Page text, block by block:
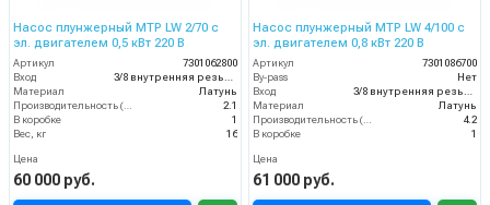
Насос плунжерный MTP LW 2/70 с
эл. двигателем 0,5 кВт 220 В
Артикул
7301062800
Вход
Материал
Латунь
2.1
В коробке
1
Вес, кг
16
Цена
60 000 руб.
Насос плунжерный MTP LW 4/100 с
эл. двигателем 0,8 кВт 220 В
Артикул
7301086700
By-pass
Нет
Вход
Материал
Латунь
4.2
В коробке
1
Цена
61 000 руб.